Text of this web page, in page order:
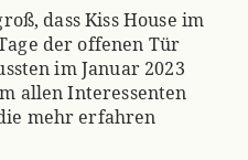
dass Kiss House im
der offenen Tür
im Januar 2023
allen Interessenten
mehr erfahren